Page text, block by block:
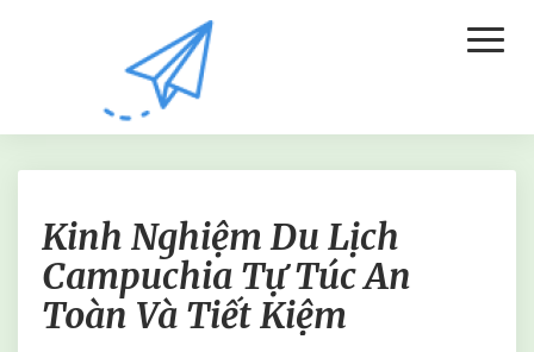
h
N
Kinh Nghiệm Du Lịch
Campuchia Tự Túc An
Toàn Và Tiết Kiệm